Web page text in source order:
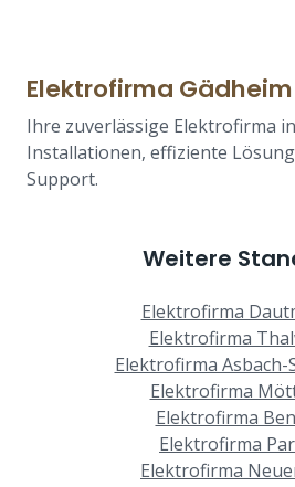
Elektrofirma Gädheim
Ihre zuverlässige Elektrofirma
Installationen, effiziente
Support.
Weitere
Elektrofirma
Elektrofirma
Elektrofirma Asbach-
Elektrofirma
Elektrofirma
Elektrofirma
Elektrofirma